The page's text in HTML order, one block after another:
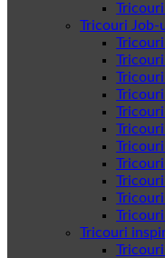
Tricouri Job-
Tricouri